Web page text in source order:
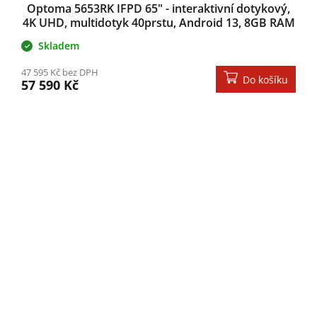
Optoma 5653RK IFPD 65" - interaktivní dotykový,
4K UHD, multidotyk 40prstu, Android 13, 8GB RAM
Skladem
47 595 Kč bez DPH
57 590 Kč Do košíku